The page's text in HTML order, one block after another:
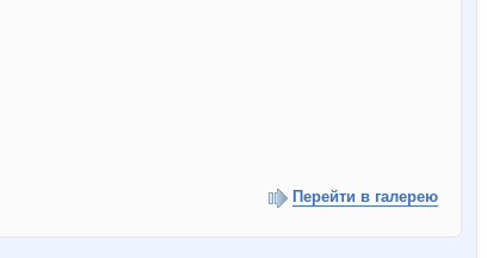
Перейти в галерею